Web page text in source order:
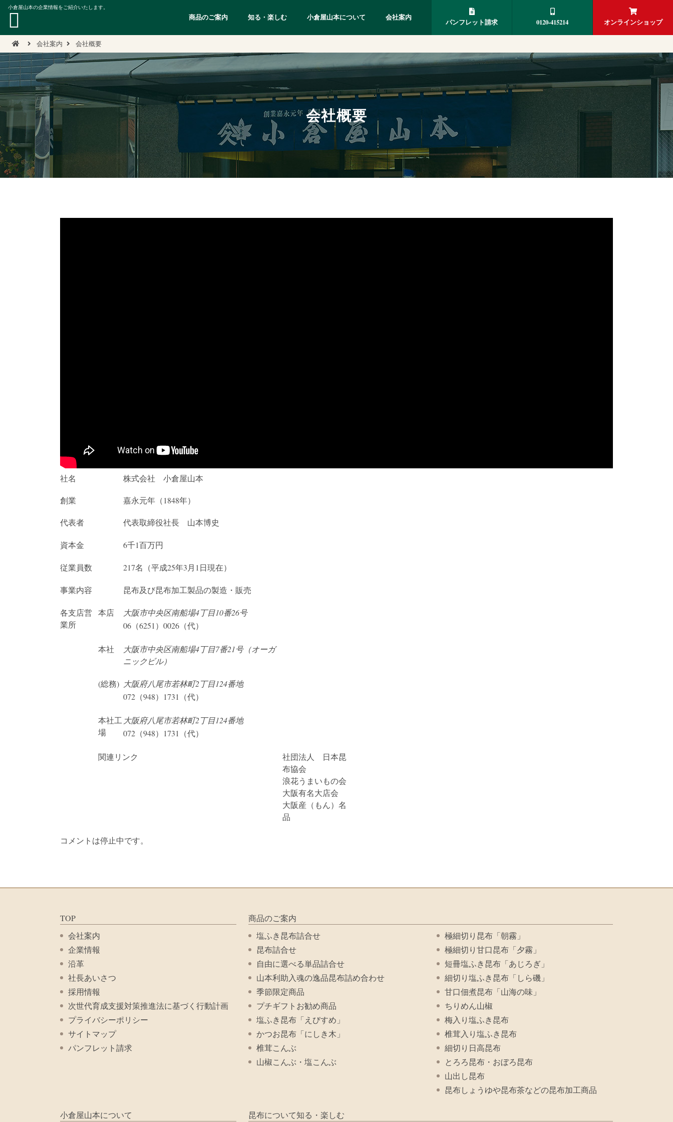
小倉屋山本の企業情報をご紹介いたします。
商品のご案内 知る・楽しむ 小倉屋山本について 会社案内
パンフレット請求 0120-415214 オンラインショップ
会社案内 会社概要
会社概要
社名 株式会社 小倉屋山本
創業 嘉永元年（1848年）
代表者 代表取締役社長 山本博史
資本金 6千1百万円
従業員数 217名（平成25年3月1日現在）
事業内容 昆布及び昆布加工製品の製造・販売
各支店営
業所
本店
大阪市中央区南船場4丁目10番26号
06（6251）0026（代）
本社
大阪市中央区南船場4丁目7番21号（オーガ
ニックビル）
(総務) 大阪府八尾市若林町2丁目124番地
072（948）1731（代）
本社工
場
大阪府八尾市若林町2丁目124番地
072（948）1731（代）
関連リンク
社団法人 日本昆
布協会
浪花うまいもの会
大阪有名大店会
大阪産（もん）名
品
コメントは停止中です。
TOP
会社案内
企業情報
沿革
社長あいさつ
採用情報
次世代育成支援対策推進法に基づく行動計画
プライバシーポリシー
サイトマップ
パンフレット請求
商品のご案内
塩ふき昆布詰合せ
昆布詰合せ
自由に選べる単品詰合せ
山本利助入魂の逸品昆布詰め合わせ
季節限定商品
プチギフトお勧め商品
塩ふき昆布「えびすめ」
かつお昆布「にしき木」
椎茸こんぶ
山椒こんぶ・塩こんぶ
極細切り昆布「朝霧」
極細切り甘口昆布「夕霧」
短冊塩ふき昆布「あじろぎ」
細切り塩ふき昆布「しら磯」
甘口佃煮昆布「山海の味」
ちりめん山椒
梅入り塩ふき昆布
椎茸入り塩ふき昆布
細切り日高昆布
とろろ昆布・おぼろ昆布
山出し昆布
昆布しょうゆや昆布茶などの昆布加工商品
小倉屋山本について 昆布について知る・楽しむ